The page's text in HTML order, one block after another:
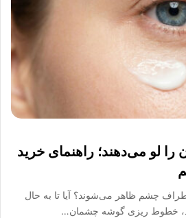
لو می‌دهند؛ راهنمای خرید
چشم ظاهر می‌شوند؟ آیا تا به حال
خطوط ریزی گوشه چشمان…